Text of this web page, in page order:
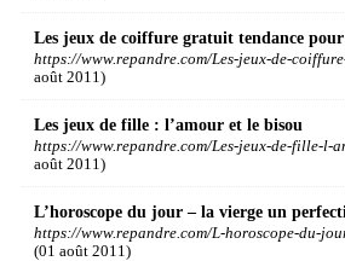
Les jeux de coiffure gratuit tendance
https://www.repandre.com/Les-jeux-de-
août 2011)
Les jeux de fille : l’amour et le bisou
https://www.repandre.com/Les-jeux-de-fille-l-
août 2011)
L’horoscope du jour – la vierge un
https://www.repandre.com/L-horoscope-du-
(01 août 2011)